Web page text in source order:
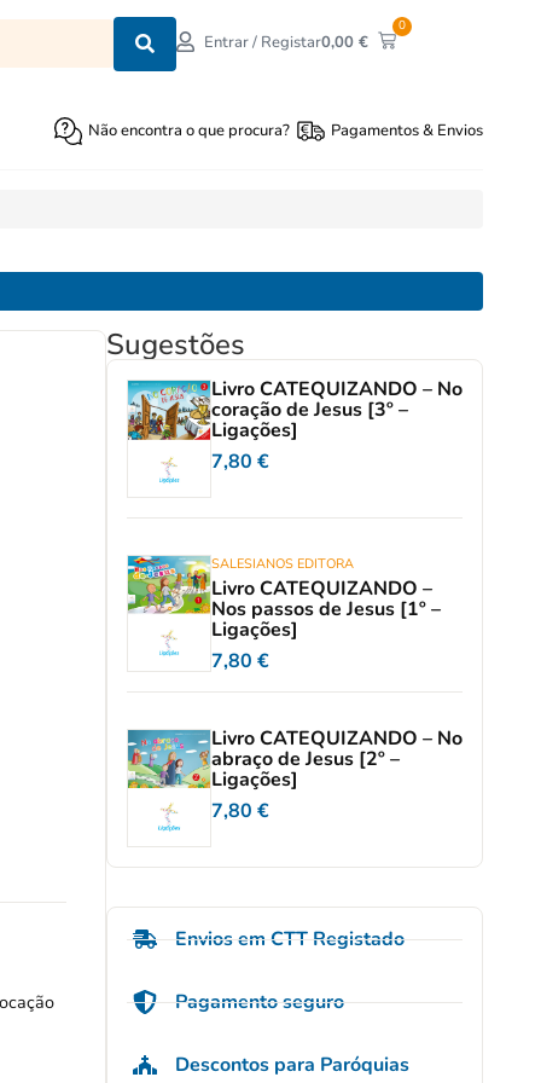
Entrar / Registar0,00€
0
Não encontra o que procura? Pagamentos & Envios
Sugestões
Livro CATEQUIZANDO – No
coração de Jesus [3º –
Ligações]
7,80 €
SALESIANOS EDITORA
Livro CATEQUIZANDO –
Nos passos de Jesus [1º –
Ligações]
7,80 €
Livro CATEQUIZANDO – No
abraço de Jesus [2º –
Ligações]
7,80 €
Envios em CTT Registado
Pagamento seguro
Descontos para Paróquias